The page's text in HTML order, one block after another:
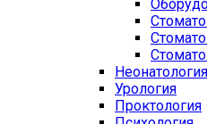
Неонатология
Урология
Проктология